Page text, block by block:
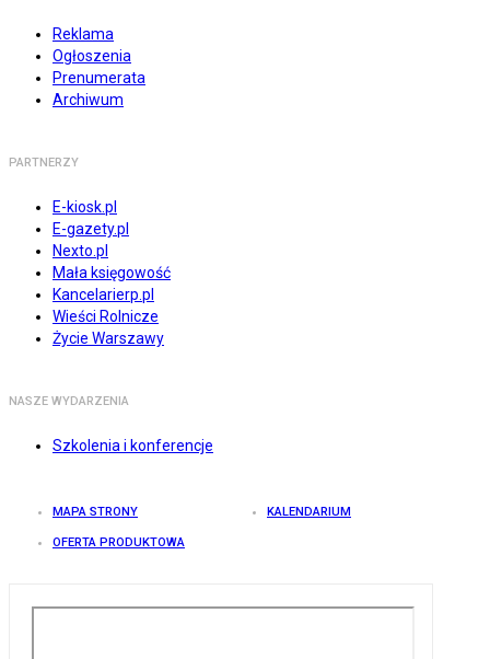
Reklama
Ogłoszenia
Prenumerata
Archiwum
PARTNERZY
E-kiosk.pl
E-gazety.pl
Nexto.pl
Mała księgowość
Kancelarierp.pl
Wieści Rolnicze
Życie Warszawy
NASZE WYDARZENIA
Szkolenia i konferencje
MAPA STRONY KALENDARIUM
OFERTA PRODUKTOWA